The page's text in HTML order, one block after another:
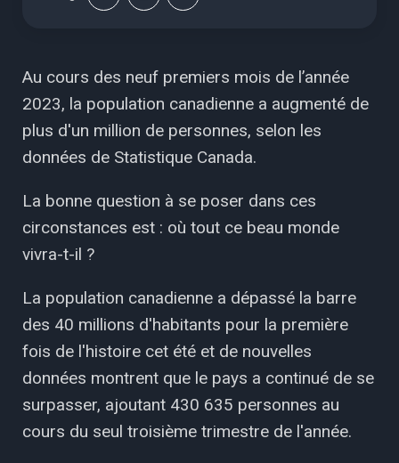
Au cours des neuf premiers mois de l’année
2023, la population canadienne a augmenté de
plus d'un million de personnes, selon les
données de Statistique Canada.
La bonne question à se poser dans ces
circonstances est : où tout ce beau monde
vivra-t-il ?
La population canadienne a dépassé la barre
des 40 millions d'habitants pour la première
fois de l'histoire cet été et de nouvelles
données montrent que le pays a continué de se
surpasser, ajoutant 430 635 personnes au
cours du seul troisième trimestre de l'année.